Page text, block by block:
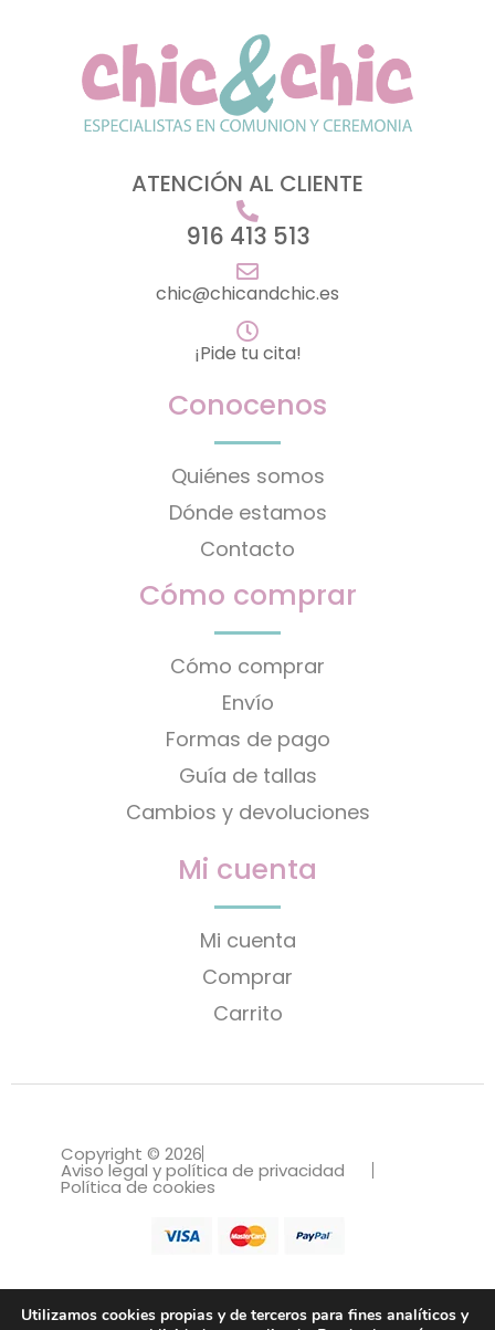
ATENCIÓN AL CLIENTE
916 413 513
chic@chicandchic.es
¡Pide tu cita!
Conocenos
Quiénes somos
Dónde estamos
Contacto
Cómo comprar
Cómo comprar
Envío
Formas de pago
Guía de tallas
Cambios y devoluciones
Mi cuenta
Mi cuenta
Comprar
Carrito
Copyright © 2026
Aviso legal y política de privacidad
Política de cookies
Utilizamos cookies propias y de terceros para fines analíticos y